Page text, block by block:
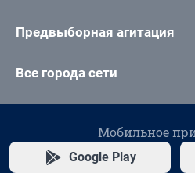
Предвыборная агитация
Все города сети
Мобильное
Google Play